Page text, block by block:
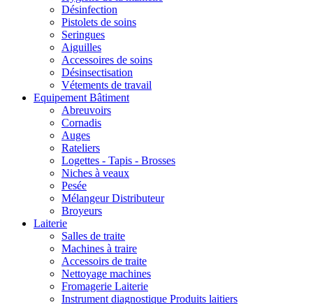
Désinfection
Pistolets de soins
Seringues
Aiguilles
Accessoires de soins
Désinsectisation
Vétements de travail
Equipement Bâtiment
Abreuvoirs
Cornadis
Auges
Rateliers
Logettes - Tapis - Brosses
Niches à veaux
Pesée
Mélangeur Distributeur
Broyeurs
Laiterie
Salles de traite
Machines à traire
Accessoirs de traite
Nettoyage machines
Fromagerie Laiterie
Instrument diagnostique Produits laitiers